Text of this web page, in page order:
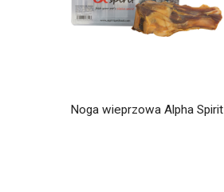
Noga wieprzowa Alpha Spirit